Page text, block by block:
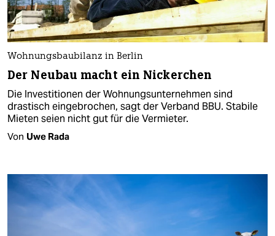
Wohnungsbaubilanz in Berlin
Der Neubau macht ein Nickerchen
Die Investitionen der Wohnungsunternehmen sind
drastisch eingebrochen, sagt der Verband BBU. Stabile
Mieten seien nicht gut für die Vermieter.
Von Uwe Rada